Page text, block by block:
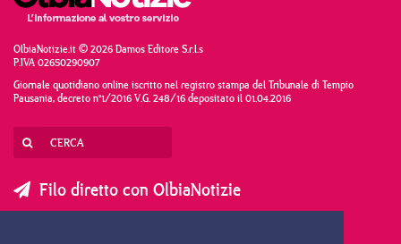
OlbiaNotizie.it © 2026 Damos Editore S.r.l.s
P.IVA 02650290907
Giornale quotidiano online iscritto nel registro stampa del Tribunale di Tempio
Pausania, decreto n°1/2016 V.G. 248/16 depositato il 01.04.2016
Filo diretto con OlbiaNotizie